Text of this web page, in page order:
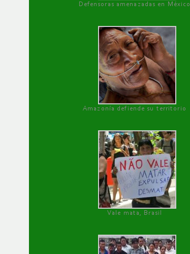
Defensoras amenazadas en México
Amazonía defiende su territorio
Vale mata, Brasil